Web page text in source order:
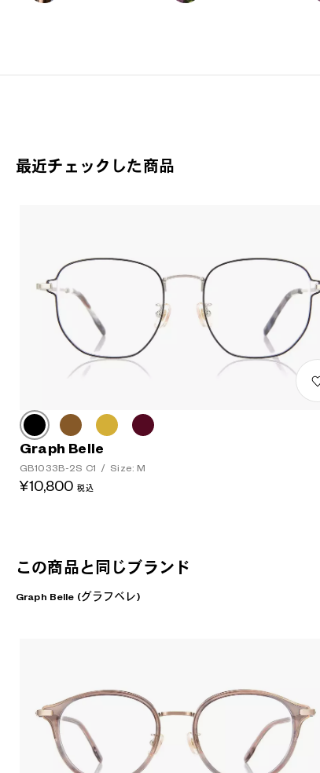
最近チェックした商品
Graph Belle
GB1033B-2S C1 / Size: M
¥10,800 税込
この商品と同じブランド
Graph Belle (グラフベレ)